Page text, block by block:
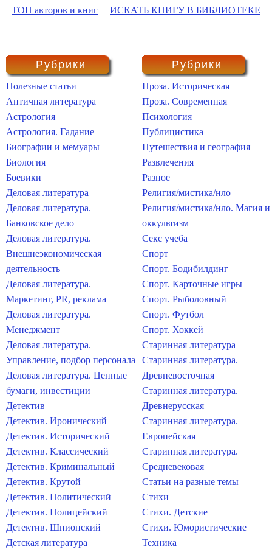
ТОП авторов и книг ИСКАТЬ КНИГУ В БИБЛИОТЕКЕ
Рубрики
Полезные статьи
Античная литература
Астрология
Астрология. Гадание
Биографии и мемуары
Биология
Боевики
Деловая литература
Деловая литература.
Банковское дело
Деловая литература.
Внешнеэкономическая
деятельность
Деловая литература.
Маркетинг, PR, реклама
Деловая литература.
Менеджмент
Деловая литература.
Управление, подбор персонала
Деловая литература. Ценные
бумаги, инвестиции
Детектив
Детектив. Иронический
Детектив. Исторический
Детектив. Классический
Детектив. Криминальный
Детектив. Крутой
Детектив. Политический
Детектив. Полицейский
Детектив. Шпионский
Детская литература
Рубрики
Проза. Историческая
Проза. Современная
Психология
Публицистика
Путешествия и география
Развлечения
Разное
Религия/мистика/нло
Религия/мистика/нло. Магия и
оккультизм
Секс учеба
Спорт
Спорт. Бодибилдинг
Спорт. Карточные игры
Спорт. Рыболовный
Спорт. Футбол
Спорт. Хоккей
Старинная литература
Старинная литература.
Древневосточная
Старинная литература.
Древнерусская
Старинная литература.
Европейская
Старинная литература.
Средневековая
Статьи на разные темы
Стихи
Стихи. Детские
Стихи. Юмористические
Техника